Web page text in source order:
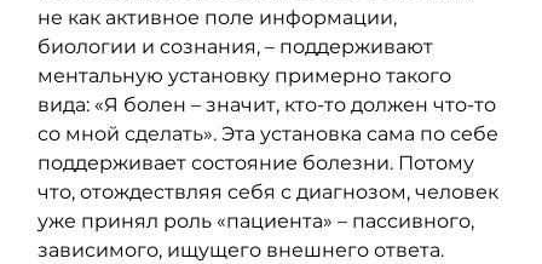
не как активное поле информации,
биологии и сознания, – поддерживают
ментальную установку примерно такого
вида: «Я болен – значит, кто-то должен что-то
со мной сделать». Эта установка сама по себе
поддерживает состояние болезни. Потому
что, отождествляя себя с диагнозом, человек
уже принял роль «пациента» – пассивного,
зависимого, ищущего внешнего ответа.